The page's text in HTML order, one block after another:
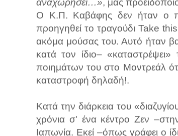
αναχωρήσει…», μας
Ο Κ.Π. Καβάφης δεν ήταν ο
προηγηθεί το τραγούδι Take
ακόμα μούσας του. Αυτό ήταν
κατά τον ίδιο–
ποιημάτων του στο Μοντρεάλ
καταστροφή δηλαδή!.
Κατά την διάρκεια του
χρόνια σ' ένα κέντρο Ζεν
Ιαπωνία. Εκεί –όπως γράφει ο